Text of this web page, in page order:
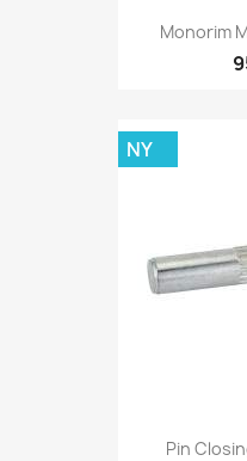
Monorim
Pin
NY